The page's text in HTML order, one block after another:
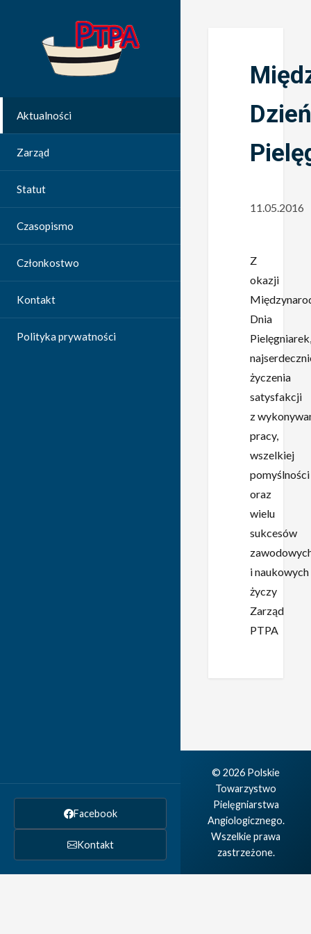
Aktualności
Zarząd
Statut
Czasopismo
Członkostwo
Kontakt
Polityka prywatności
Facebook
Kontakt
Dzień
11.05.2016
Z
okazji
Dnia
Pielęgniarek,
życzenia
satysfakcji
z
pracy,
wszelkiej
pomyślności
oraz
wielu
sukcesów
i naukowych
życzy
Zarząd
PTPA
© 2026 Polskie
Towarzystwo
Pielęgniarstwa
Angiologicznego.
Wszelkie prawa
zastrzeżone.